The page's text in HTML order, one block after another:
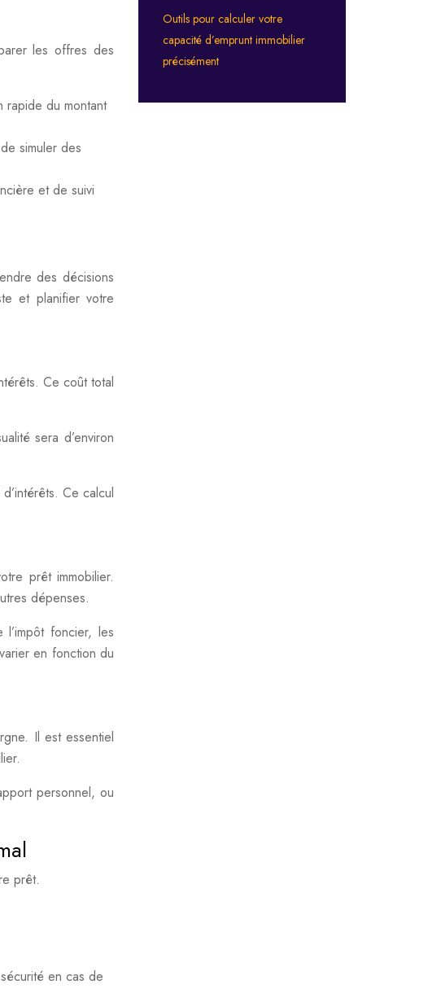
les offres des
rapide du montant
simuler des
et de suivi
des décisions
et planifier votre
Ce coût total
sera d’environ
Ce calcul
prêt immobilier.
dépenses.
foncier, les
en fonction du
Il est essentiel
personnel, ou
prêt.
en cas de
Outils pour calculer votre
capacité d’emprunt immobilier
précisément